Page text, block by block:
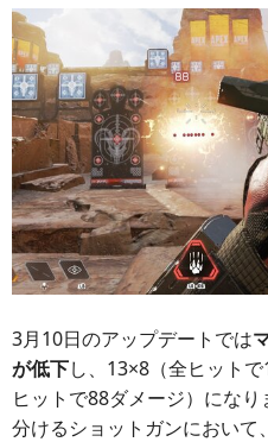
3月10日のアップデートでは
が低下し、13×8（全ヒット
ヒットで88ダメージ）にな
分けるショットガンにおいて